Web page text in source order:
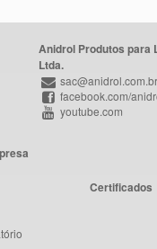
Anidrol Produtos para
Ltda.
sac@anidrol.com.br
facebook.com/
youtube.com
Certificados